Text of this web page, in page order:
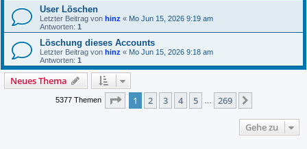
User Löschen
Letzter Beitrag von hinz « Mo Jun 15, 2026 9:19 am
Antworten: 1
Löschung dieses Accounts
Letzter Beitrag von hinz « Mo Jun 15, 2026 9:18 am
Antworten: 1
Neues Thema
5377 Themen Seite 1von 269
1 2 3 4 5 269
Gehe zu